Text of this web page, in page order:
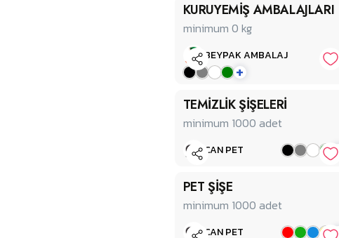
KURUYEMİŞ AMBALAJLARI
minimum 0 kg
BEYPAK AMBALAJ
+
TEMİZLİK ŞİŞELERİ
minimum 1000 adet
CAN PET +
PET ŞİŞE
minimum 1000 adet
CAN PET +